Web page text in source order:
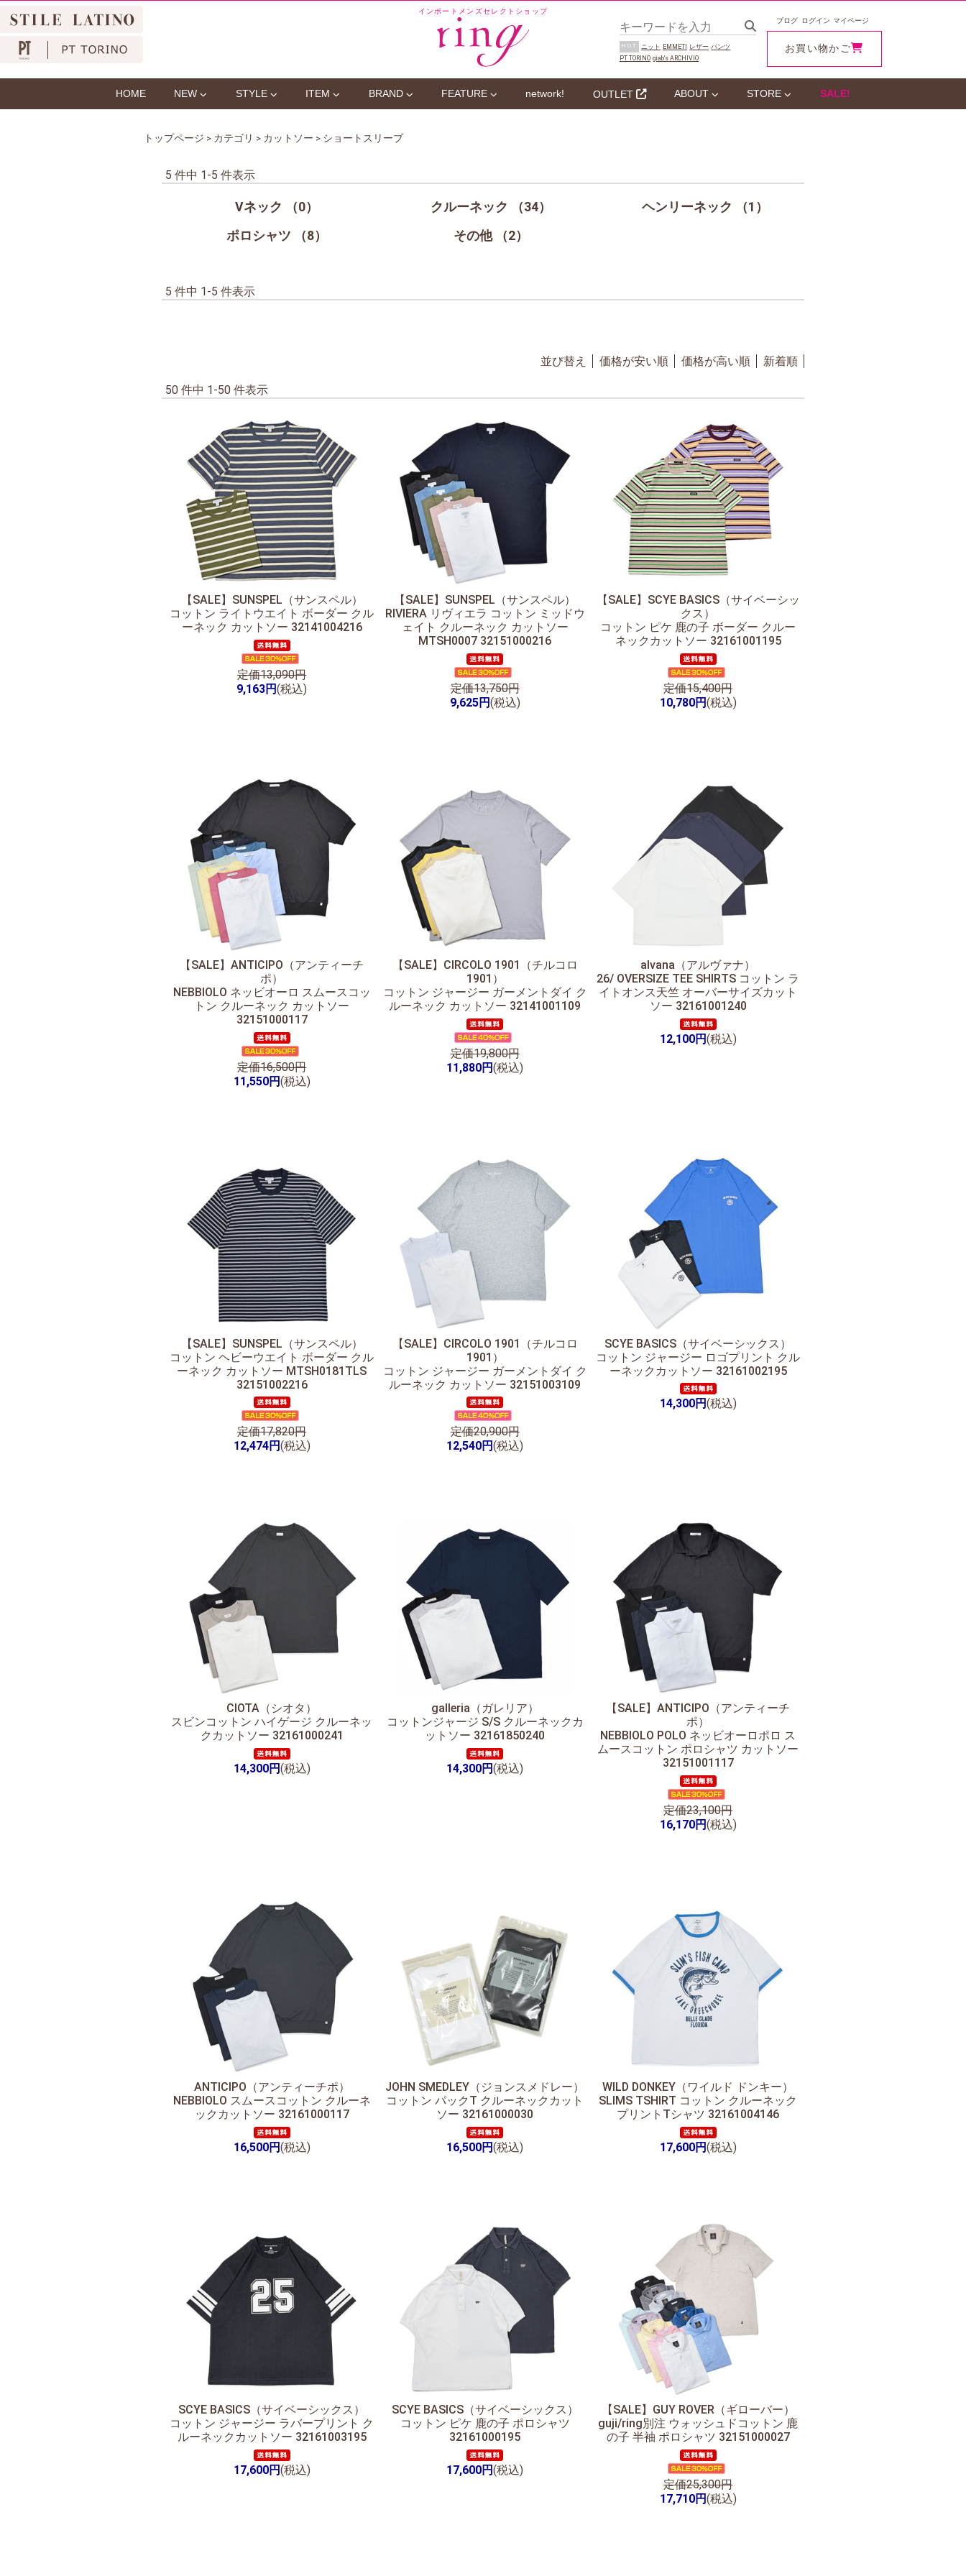
インポートメンズセレクトショップ
HOT ニット EMMETI レザー パンツ
PT TORINO giab‘s ARCHIVIO
ブログ ログイン マイページ
お買い物かご
HOME NEW STYLE ITEM BRAND FEATURE network! OUTLET ABOUT STORE SALE!
トップページ > カテゴリ > カットソー > ショートスリーブ
5 件中 1-5 件表示
Vネック （0） クルーネック （34） ヘンリーネック （1）
ポロシャツ （8） その他 （2）
5 件中 1-5 件表示
並び替え 価格が安い順 価格が高い順 新着順
50 件中 1-50 件表示
【SALE】 SUNSPEL（サンスペル）
コットン ライトウエイト ボーダー クル
ーネック カットソー 32141004216
定価13,090円
9,163円(税込)
【SALE】 SUNSPEL（サンスペル）
RIVIERA リヴィエラ コットン ミッドウ
ェイト クルーネック カットソー
MTSH0007 32151000216
定価13,750円
9,625円(税込)
【SALE】 SCYE BASICS（サイベーシッ
クス）
コットン ピケ 鹿の子 ボーダー クルー
ネックカットソー 32161001195
定価15,400円
10,780円(税込)
【SALE】ANTICIPO（アンティーチ
ポ）
NEBBIOLO ネッビオーロ スムースコッ
トン クルーネック カットソー
32151000117
定価16,500円
11,550円(税込)
【SALE】 CIRCOLO 1901（チルコロ
1901）
コットン ジャージー ガーメントダイ ク
ルーネック カットソー 32141001109
定価19,800円
11,880円(税込)
alvana（アルヴァナ）
26/ OVERSIZE TEE SHIRTS コットン ラ
イトオンス天竺 オーバーサイズカット
ソー 32161001240
12,100円(税込)
【SALE】 SUNSPEL（サンスペル）
コットン ヘビーウエイト ボーダー クル
ーネック カットソー MTSH0181TLS
32151002216
定価17,820円
12,474円(税込)
【SALE】 CIRCOLO 1901（チルコロ
1901）
コットン ジャージー ガーメントダイ ク
ルーネック カットソー 32151003109
定価20,900円
12,540円(税込)
SCYE BASICS（サイベーシックス）
コットン ジャージー ロゴプリント クル
ーネックカットソー 32161002195
14,300円(税込)
CIOTA（シオタ）
スビンコットン ハイゲージ クルーネッ
クカットソー 32161000241
14,300円(税込)
galleria（ガレリア）
コットンジャージ S/S クルーネックカ
ットソー 32161850240
14,300円(税込)
【SALE】ANTICIPO（アンティーチ
ポ）
NEBBIOLO POLO ネッビオーロポロ ス
ムースコットン ポロシャツ カットソー
32151001117
定価23,100円
16,170円(税込)
ANTICIPO（アンティーチポ）
NEBBIOLO スムースコットン クルーネ
ックカットソー 32161000117
16,500円(税込)
JOHN SMEDLEY（ジョンスメドレー）
コットン パックT クルーネックカット
ソー 32161000030
16,500円(税込)
WILD DONKEY（ワイルド ドンキー）
SLIMS TSHIRT コットン クルーネック
プリントTシャツ 32161004146
17,600円(税込)
SCYE BASICS（サイベーシックス）
コットン ジャージー ラバープリント ク
ルーネックカットソー 32161003195
17,600円(税込)
SCYE BASICS（サイベーシックス）
コットン ピケ 鹿の子 ポロシャツ
32161000195
17,600円(税込)
【SALE】 GUY ROVER（ギローバー）
guji/ring別注 ウォッシュドコットン 鹿
の子 半袖 ポロシャツ 32151000027
定価25,300円
17,710円(税込)